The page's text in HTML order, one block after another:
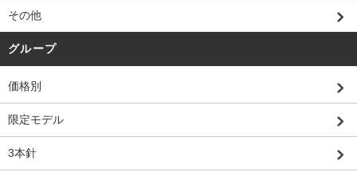
その他
グループ
価格別
限定モデル
3本針